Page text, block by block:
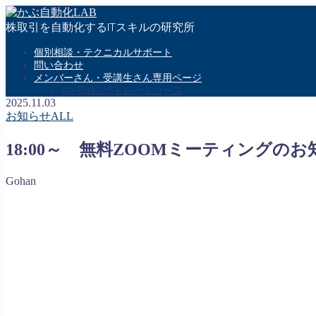
株取引を自動化するITスキルの研究所
個別相談・テクニカルサポート
問い合わせ
メンバーさん・受講生さん専用ページ
AI×日経225トレードコース
お問い合わせ
特定商取引法に基づく表記
2025.11.03
お知らせALL
18:00～ 無料ZOOMミーティングのお
Gohan